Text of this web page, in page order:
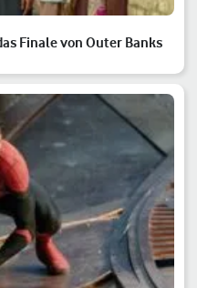
Finale von Outer Banks